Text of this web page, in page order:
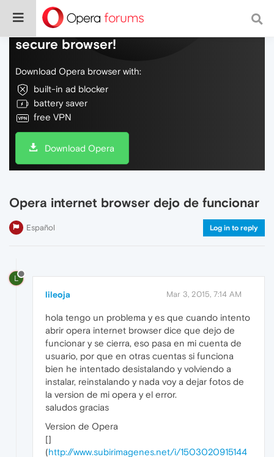
Do more on the web, with a fast and
secure browser!
Download Opera browser with:
built-in ad blocker
battery saver
free VPN
Download Opera
Opera internet browser dejo de funcionar
Español Log in to reply
L
lileoja Mar 3, 2015, 7:14 AM
hola tengo un problema y es que cuando intento
abrir opera internet browser dice que dejo de
funcionar y se cierra, eso pasa en mi cuenta de
usuario, por que en otras cuentas si funciona
bien he intentado desistalando y volviendo a
instalar, reinstalando y nada voy a dejar fotos de
la version de mi opera y el error.
saludos gracias
Version de Opera
[]
(http://www.subirimagenes.net/i/1503020915144